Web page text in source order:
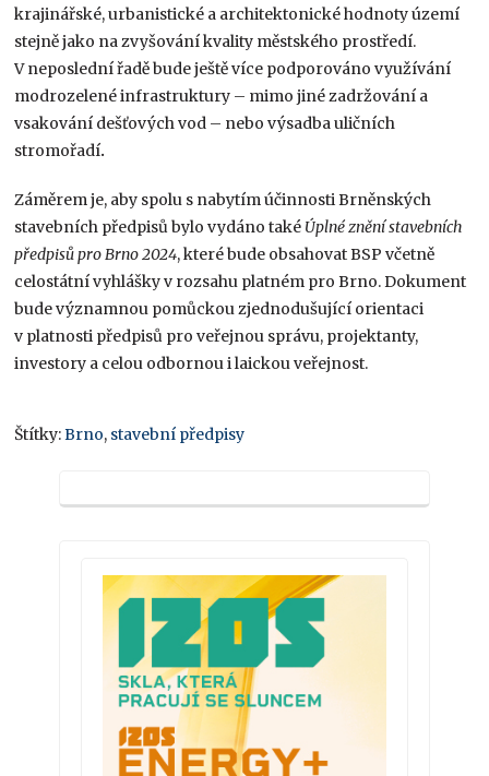
krajinářské, urbanistické a architektonické hodnoty území
stejně jako na zvyšování kvality městského prostředí.
V neposlední řadě bude ještě více podporováno využívání
modrozelené infrastruktury – mimo jiné zadržování a
vsakování dešťových vod – nebo výsadba uličních
stromořadí.
Záměrem je, aby spolu s nabytím účinnosti Brněnských
stavebních předpisů bylo vydáno také Úplné znění stavebních
předpisů pro Brno 2024, které bude obsahovat BSP včetně
celostátní vyhlášky v rozsahu platném pro Brno. Dokument
bude významnou pomůckou zjednodušující orientaci
v platnosti předpisů pro veřejnou správu, projektanty,
investory a celou odbornou i laickou veřejnost.
Štítky:Brno, stavební předpisy